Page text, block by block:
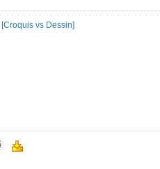
[Croquis vs Dessin]